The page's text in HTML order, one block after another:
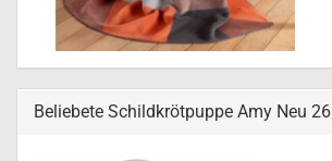
Beliebete Schildkrötpuppe Amy Neu 26